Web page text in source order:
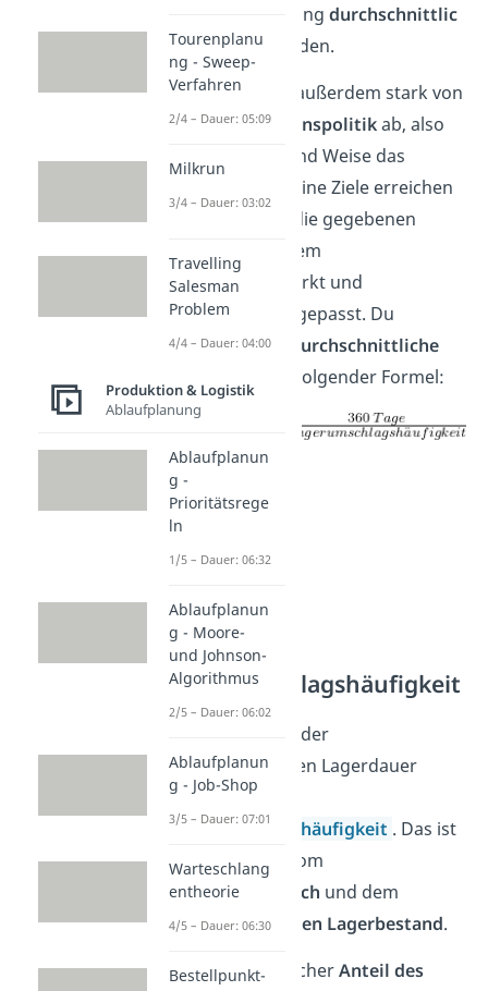
Weiterverarbeitungdurchschnittlic
h im Lagerbefinden.
Der Wert hängt außerdem stark von
derUnternehmenspolitikab, also
auf welche Art und Weise das
Unternehmen seine Ziele erreichen
will. Sie wird an die gegebenen
Umstände auf dem
Beschaffungsmarkt und
Absatzmarkt
angepasst. Du
berechnest die
durchschnittliche
mit folgender Formel:
Lagerumschlagshäufigkeit
Zur Berechnung der
durchschnittlichen Lagerdauer
benötigst du die
Lagerumschlagshäufigkeit . Das ist
dasVerhältnis
vom
Materialverbrauch und dem
durchschnittlichen Lagerbestand.
Sie sagt aus, welcherAnteil des
Tourenplanu
ng - Sweep-
Verfahren
2/4 – Dauer: 05:09
Milkrun
3/4 – Dauer: 03:02
Travelling
Salesman
Problem
4/4 – Dauer: 04:00
Produktion & Logistik
Ablaufplanung
Ablaufplanun
g -
Prioritätsrege
ln
1/5 – Dauer: 06:32
Ablaufplanun
g - Moore-
und Johnson-
Algorithmus
2/5 – Dauer: 06:02
Ablaufplanun
g - Job-Shop
3/5 – Dauer: 07:01
Warteschlang
entheorie
4/5 – Dauer: 06:30
Bestellpunkt-